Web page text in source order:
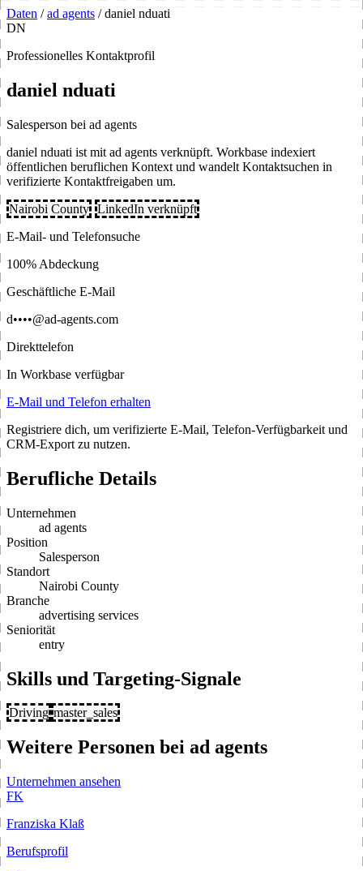
Daten / ad agents / daniel nduati
DN
Professionelles Kontaktprofil
daniel nduati
Salesperson bei ad agents
daniel nduati ist mit ad agents verknüpft. Workbase indexiert
öffentlichen beruflichen Kontext und wandelt Kontaktsuchen in
verifizierte Kontaktfreigaben um.
Nairobi County LinkedIn verknüpft
E-Mail- und Telefonsuche
100% Abdeckung
Geschäftliche E-Mail
d••••@ad-agents.com
Direkttelefon
In Workbase verfügbar
E-Mail und Telefon erhalten
Registriere dich, um verifizierte E-Mail, Telefon-Verfügbarkeit und
CRM-Export zu nutzen.
Berufliche Details
Unternehmen
ad agents
Position
Salesperson
Standort
Nairobi County
Branche
advertising services
Seniorität
entry
Skills und Targeting-Signale
Driving master_sales
Weitere Personen bei ad agents
Unternehmen ansehen
FK
Franziska Klaß
Berufsprofil